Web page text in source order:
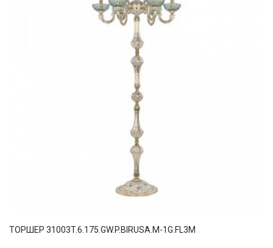
ТОРШЕР 31003T.6.175.GW.P.BIRUSA.M-1G.FL3M